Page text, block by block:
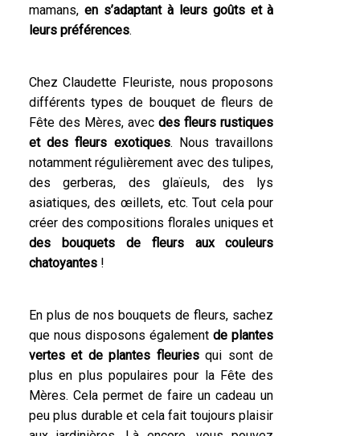
mamans, en s’adaptant à leurs goûts et à
leurs préférences.
Chez Claudette Fleuriste, nous proposons
différents types de bouquet de fleurs de
Fête des Mères, avecdes fleurs rustiques
et des fleurs exotiques. Nous travaillons
notamment régulièrement avec des tulipes,
des gerberas, des glaïeuls, des lys
asiatiques, des œillets, etc. Tout cela pour
créer des compositions florales uniques et
des bouquets de fleurs aux couleurs
chatoyantes!
En plus de nos bouquets de fleurs, sachez
que nous disposons égalementde plantes
vertes et de plantes fleuriesqui sont de
plus en plus populaires pour la Fête des
Mères. Cela permet de faire un cadeau un
peu plus durable et cela fait toujours plaisir